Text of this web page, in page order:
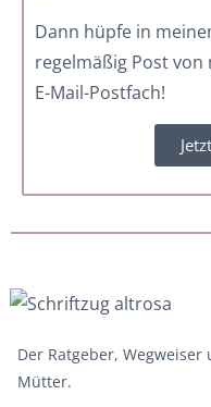
Dann hüpfe in
regelmäßig Post von
E-Mail-Postfach!
Der Ratgeber,
Mütter.